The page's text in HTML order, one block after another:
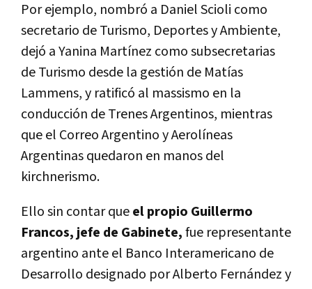
Por ejemplo, nombró a Daniel Scioli como
secretario de Turismo, Deportes y Ambiente,
dejó a Yanina Martínez como subsecretarias
de Turismo desde la gestión de Matías
Lammens, y ratificó al massismo en la
conducción de Trenes Argentinos, mientras
que el Correo Argentino y Aerolíneas
Argentinas quedaron en manos del
kirchnerismo.
Ello sin contar queel propio Guillermo
Francos, jefe de Gabinete,fue representante
argentino ante el Banco Interamericano de
Desarrollo designado por Alberto Fernández y